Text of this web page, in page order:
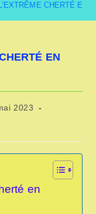
CHERTÉ EN
EN
2023
en